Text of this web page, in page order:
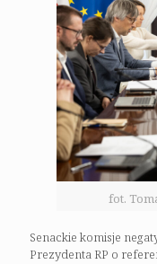
fot.
Senackie komisje
Prezydenta RP o